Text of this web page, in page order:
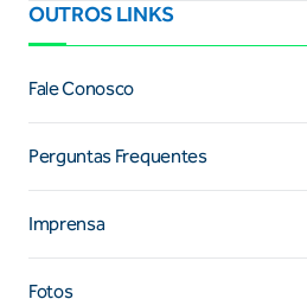
OUTROS LINKS
Fale Conosco
Perguntas Frequentes
Imprensa
Fotos